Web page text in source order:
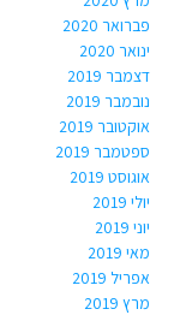
פברואר 2020
ינואר 2020
דצמבר 2019
נובמבר 2019
אוקטובר 2019
ספטמבר 2019
אוגוסט 2019
יולי 2019
יוני 2019
מאי 2019
אפריל 2019
מרץ 2019